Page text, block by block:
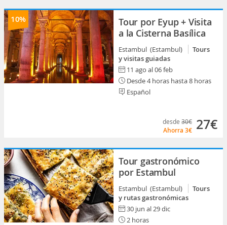
10%
Tour por Eyup + Visita
a la Cisterna Basílica
Estambul (Estambul)
Tours
y visitas guiadas
11 ago al 06 feb
Desde 4 horas hasta 8 horas
Español
desde 30€
Ahorra 3€ 27€
Tour gastronómico
por Estambul
Estambul (Estambul)
Tours
y rutas gastronómicas
30 jun al 29 dic
2 horas